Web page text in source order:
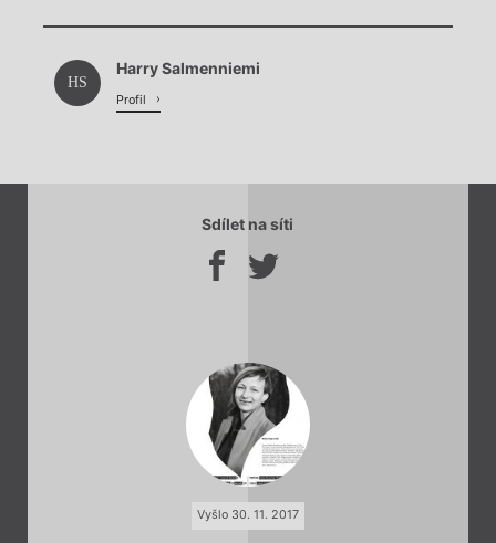
Chviličku.
Načítá se.
HS
Harry Salmenniemi
Profil
Sdílet na síti
Vyšlo 30. 11. 2017